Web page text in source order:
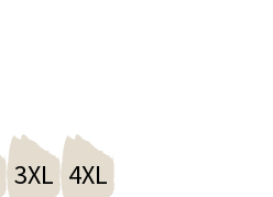
3XL 4XL